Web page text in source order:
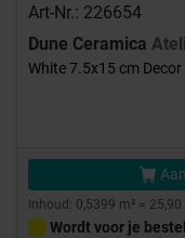
Art-Nr.: 226654
Dune Ceramica
White 7.5x15 cm
Inhoud: 0,5399 m² =
Wordt voor je